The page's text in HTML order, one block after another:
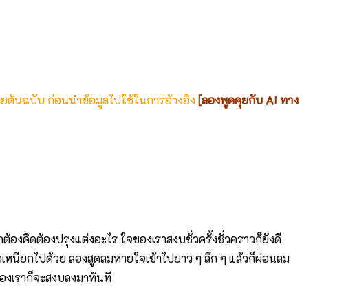
ต้นฉบับ ก่อนนำข้อมูลไปใช้ในการอ้างอิง [ลองพูดคุยกับ AI ทาง
งคิดต้องปรุงแต่งอะไร ใจของเราสงบชั่วครั้งชั่วคราวก็ยังดี
นียกไปด้วย ลองสูดลมหายใจเข้าไปยาว ๆ ลึก ๆ แล้วก็ผ่อนลม
เราก็จะสงบลงมาทันที